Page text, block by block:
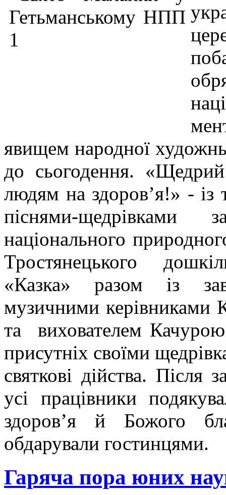
явищем народної
до сьогодення.
людям на здоров’я!» -
піснями-щедрівками
національного
Тростянецького
«Казка» разом із
музичними
та вихователем
присутніх своїми
святкові дійства. Після
усі працівники
здоров’я й Божого
обдарували гостинцями.
Гаряча пора юних